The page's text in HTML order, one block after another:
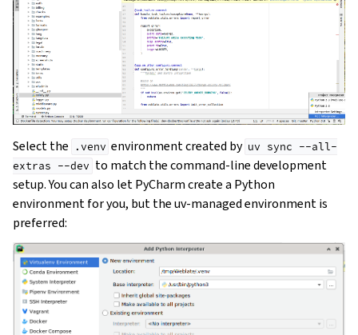
Select the .venv environment created by uv sync --all-
extras --dev to match the command-line development
setup. You can also let PyCharm create a Python
environment for you, but the uv-managed environment is
preferred: